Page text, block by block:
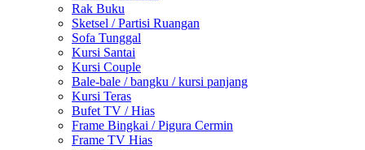
Rak Buku
Sketsel / Partisi Ruangan
Sofa Tunggal
Kursi Santai
Kursi Couple
Bale-bale / bangku / kursi panjang
Kursi Teras
Bufet TV / Hias
Frame Bingkai / Pigura Cermin
Frame TV Hias